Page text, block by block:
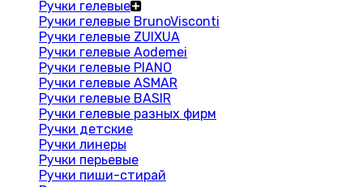
Ручки гелевые
Ручки гелевые BrunoVisconti
Ручки гелевые ZUIXUA
Ручки гелевые Aodemei
Ручки гелевые PIANO
Ручки гелевые ASMAR
Ручки гелевые BASIR
Ручки гелевые разных фирм
Ручки детские
Ручки линеры
Ручки перьевые
Ручки пиши-стирай